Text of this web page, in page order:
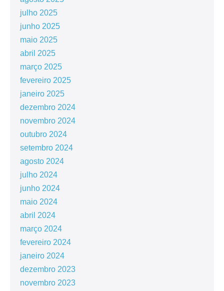
julho 2025
junho 2025
maio 2025
abril 2025
março 2025
fevereiro 2025
janeiro 2025
dezembro 2024
novembro 2024
outubro 2024
setembro 2024
agosto 2024
julho 2024
junho 2024
maio 2024
abril 2024
março 2024
fevereiro 2024
janeiro 2024
dezembro 2023
novembro 2023